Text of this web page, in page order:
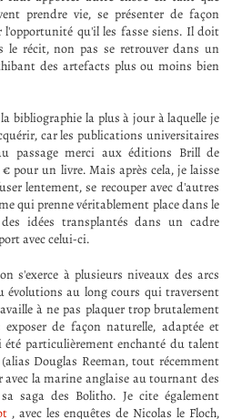
prendre vie, se présenter de façon
qu'il les fasse siens. Il doit
le récit, non pas se retrouver dans un
des artefacts plus ou moins bien
bibliographie la plus à jour à laquelle je
car les publications universitaires
passage merci aux éditions Brill de
pour un livre. Mais après cela, je laisse
lentement, se recouper avec d'autres
qui prenne véritablement place dans le
idées transplantés dans un cadre
avec celui-ci.
s'exerce à plusieurs niveaux des arcs
au long cours qui traversent
à ne pas plaquer trop brutalement
de façon naturelle, adaptée et
été particulièrement enchanté du talent
Douglas Reeman, tout récemment
avec la marine anglaise au tournant des
saga des Bolitho. Je cite également
, avec les enquêtes de Nicolas le Floch,